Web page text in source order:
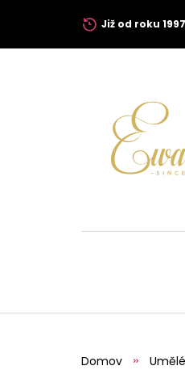
Již od roku 1997
Domov